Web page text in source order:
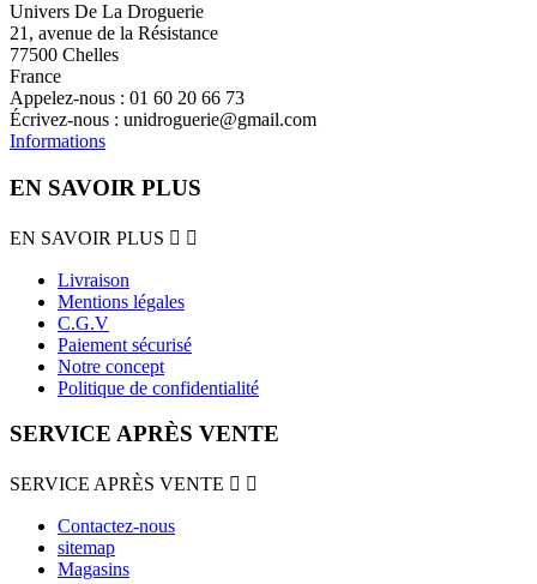
Univers De La Droguerie
21, avenue de la Résistance
77500 Chelles
France
Appelez-nous : 01 60 20 66 73
Écrivez-nous : unidroguerie@gmail.com
Informations
EN SAVOIR PLUS
EN SAVOIR PLUS  
Livraison
Mentions légales
C.G.V
Paiement sécurisé
Notre concept
Politique de confidentialité
SERVICE APRÈS VENTE
SERVICE APRÈS VENTE  
Contactez-nous
sitemap
Magasins